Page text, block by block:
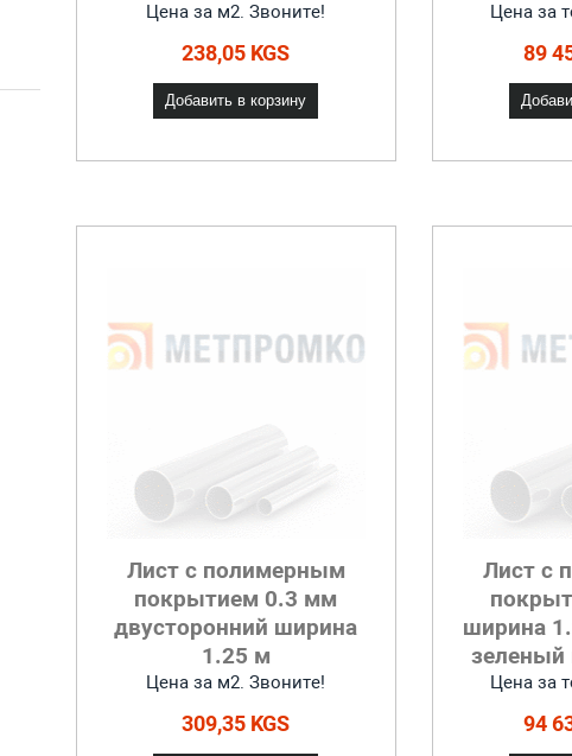
Цена за м2. Звоните!
238,05 KGS
Добавить в корзину
Цена за
89
Лист с полимерным
покрытием 0.3 мм
двусторонний ширина
1.25 м
Цена за м2. Звоните!
309,35 KGS
Лист с
ширина
зеленый
Цена за
94